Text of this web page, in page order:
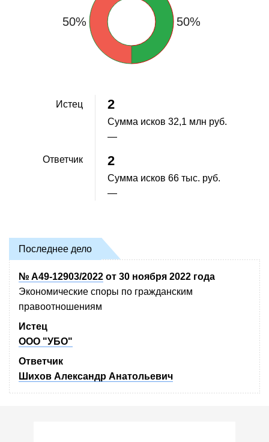
50%
50%
Истец
Ответчик
2
Сумма исков 32,1 млн руб.
—
2
Сумма исков 66 тыс. руб.
—
Последнее дело
№ А49-12903/2022 от 30 ноября 2022 года
Экономические споры по гражданским
правоотношениям
Истец
ООО "УБО"
Ответчик
Шихов Александр Анатольевич